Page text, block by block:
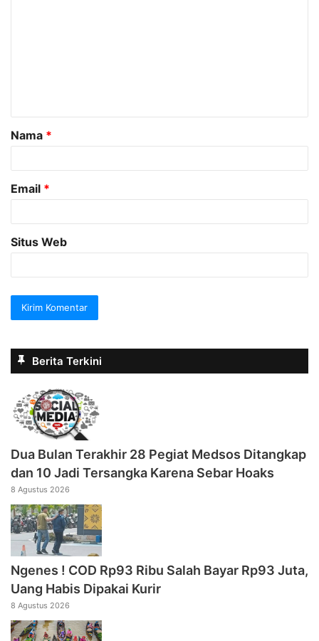
a
r
Nama *
Email *
Situs Web
Berita Terkini
Dua Bulan Terakhir 28 Pegiat Medsos Ditangkap
dan 10 Jadi Tersangka Karena Sebar Hoaks
8 Agustus 2026
Ngenes ! COD Rp93 Ribu Salah Bayar Rp93 Juta,
Uang Habis Dipakai Kurir
8 Agustus 2026